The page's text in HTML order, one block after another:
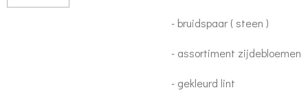
- bruidspaar ( steen )
- assortiment zijdebloemen
- gekleurd lint